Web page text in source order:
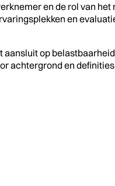
en de rol van
en
op
achtergrond en